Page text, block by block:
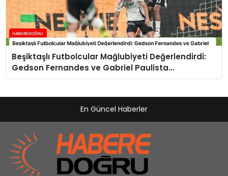
Beşiktaşlı Futbolcular Mağlubiyeti Değerlendirdi:
Gedson Fernandes ve Gabriel Paulista
Açıklamalarda Bulundu
En Güncel Haberler